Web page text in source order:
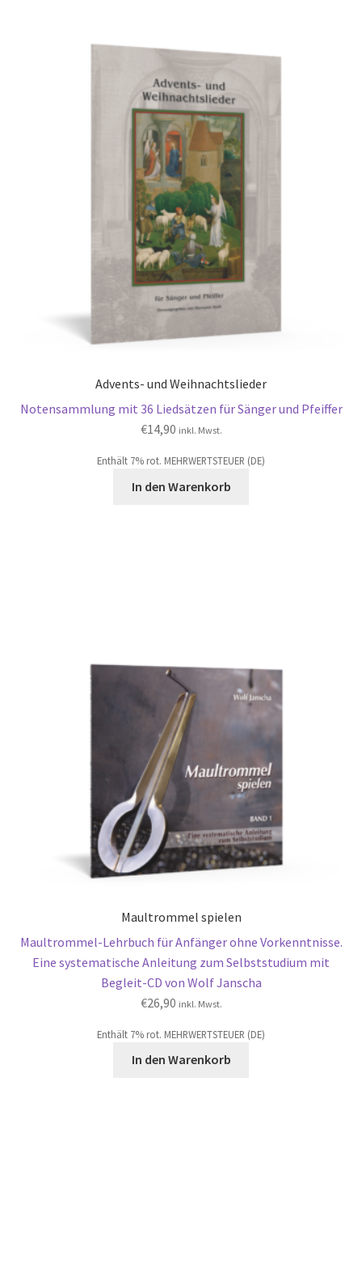
Advents- und Weihnachtslieder
Notensammlung mit 36 Liedsätzen für Sänger und Pfeiffer
€14,90 inkl. Mwst.
Enthält 7% rot. MEHRWERTSTEUER (DE)
In den Warenkorb
Maultrommel spielen
Maultrommel-Lehrbuch für Anfänger ohne Vorkenntnisse.
Eine systematische Anleitung zum Selbststudium mit
Begleit-CD von Wolf Janscha
€26,90 inkl. Mwst.
Enthält 7% rot. MEHRWERTSTEUER (DE)
In den Warenkorb